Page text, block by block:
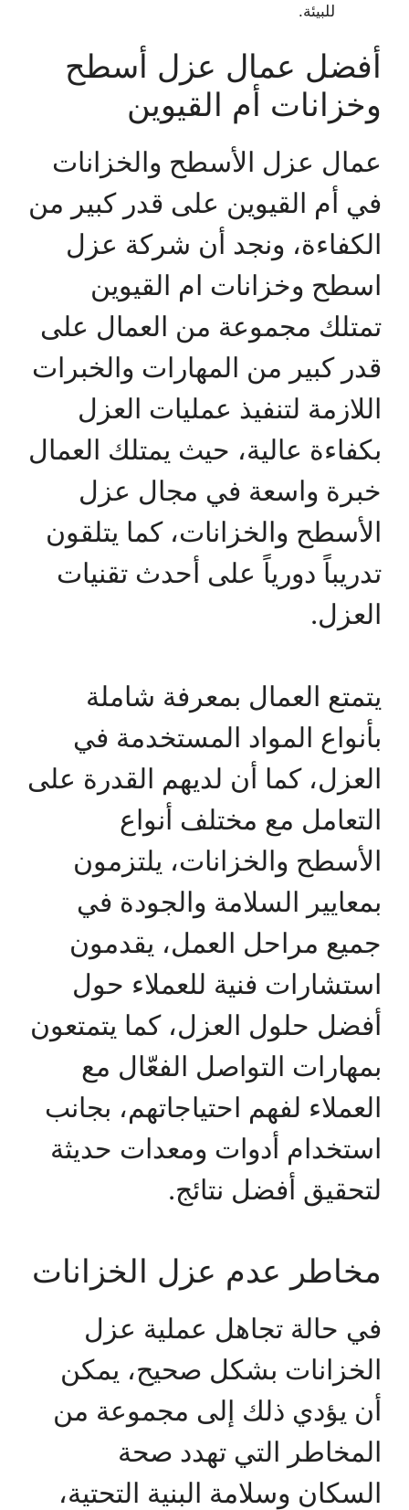
للبيئة.
أفضل عمال عزل أسطح
وخزانات أم القيوين
عمال عزل الأسطح والخزانات
في أم القيوين على قدر كبير من
الكفاءة، ونجد أن شركة عزل
اسطح وخزانات ام القيوين
تمتلك مجموعة من العمال على
قدر كبير من المهارات والخبرات
اللازمة لتنفيذ عمليات العزل
بكفاءة عالية، حيث يمتلك العمال
خبرة واسعة في مجال عزل
الأسطح والخزانات، كما يتلقون
تدريباً دورياً على أحدث تقنيات
العزل.
يتمتع العمال بمعرفة شاملة
بأنواع المواد المستخدمة في
العزل، كما أن لديهم القدرة على
التعامل مع مختلف أنواع
الأسطح والخزانات، يلتزمون
بمعايير السلامة والجودة في
جميع مراحل العمل، يقدمون
استشارات فنية للعملاء حول
أفضل حلول العزل، كما يتمتعون
بمهارات التواصل الفعّال مع
العملاء لفهم احتياجاتهم، بجانب
استخدام أدوات ومعدات حديثة
لتحقيق أفضل نتائج.
مخاطر عدم عزل الخزانات
في حالة تجاهل عملية عزل
الخزانات بشكل صحيح، يمكن
أن يؤدي ذلك إلى مجموعة من
المخاطر التي تهدد صحة
السكان وسلامة البنية التحتية،